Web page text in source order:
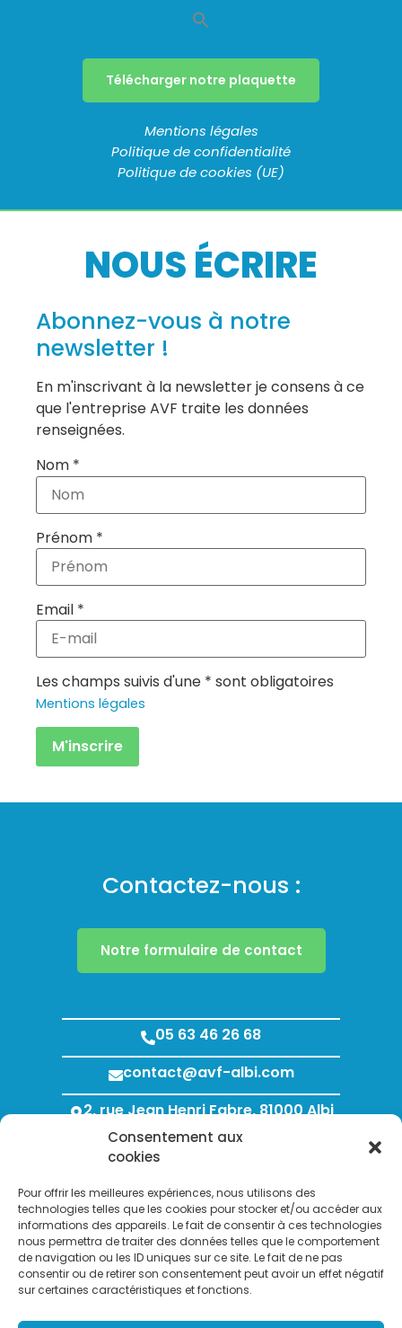
Consentement aux
cookies
Pour offrir les meilleures expériences, nous utilisons des
technologies telles que les cookies pour stocker et/ou accéder aux
informations des appareils. Le fait de consentir à ces technologies
nous permettra de traiter des données telles que le comportement
de navigation ou les ID uniques sur ce site. Le fait de ne pas
consentir ou de retirer son consentement peut avoir un effet négatif
sur certaines caractéristiques et fonctions.
Télécharger notre plaquette
Mentions légales
Politique de confidentialité
Politique de cookies (UE)
NOUS ÉCRIRE
Abonnez-vous à notre
newsletter !
En m'inscrivant à la newsletter je consens à ce
que l'entreprise AVF traite les données
renseignées.
Nom *
Prénom *
Email *
Les champs suivis d'une * sont obligatoires
Mentions légales
Contactez-nous :
Notre formulaire de contact
05 63 46 26 68
contact@avf-albi.com
2, rue Jean Henri Fabre, 81000 Albi
Lundi au Jeudi : 8h00 - 12h00 / 13h30 - 18h00